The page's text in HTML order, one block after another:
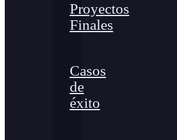
Proyectos
Finales
Casos
de
éxito